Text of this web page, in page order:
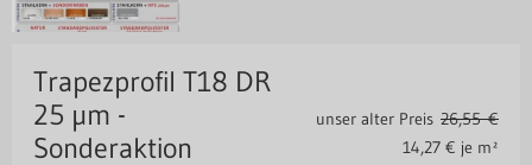
Trapezprofil T18 DR
25 µm -
Sonderaktion
unser alter Preis 26,55 €
14,27 € je m²